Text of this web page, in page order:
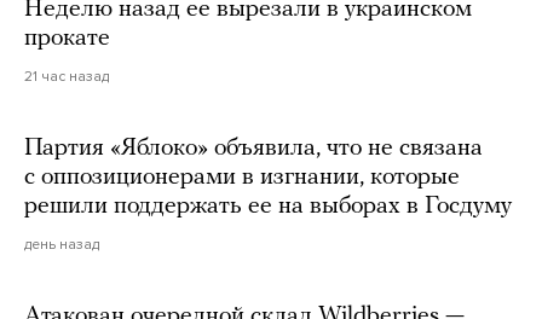
Неделю назад ее вырезали в украинском
прокате
21 час назад
Партия «Яблоко» объявила, что не связана
с оппозиционерами в изгнании, которые
решили поддержать ее на выборах в Госдуму
день назад